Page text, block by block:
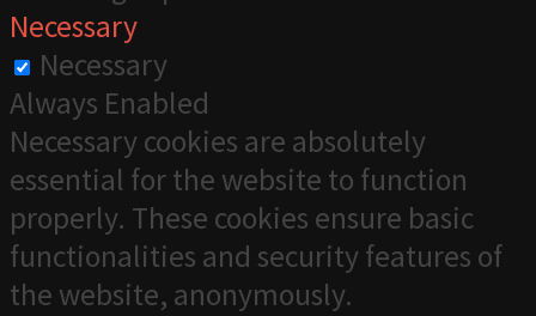
Necessary
Necessary
Always Enabled
Necessary cookies are absolutely
essential for the website to function
properly. These cookies ensure basic
functionalities and security features of
the website, anonymously.